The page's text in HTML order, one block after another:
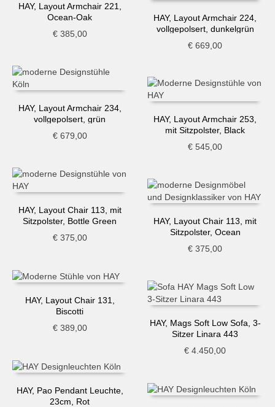
HAY, Layout Armchair 221,
Ocean-Oak
€385,00
HAY, Layout Armchair 224,
vollgepolsert, dunkelgrün
€ 669,00
HAY, Layout Armchair 234,
vollgepolsert, grün
€679,00
HAY, Layout Armchair 253,
mit Sitzpolster, Black
€ 545,00
HAY, Layout Chair 113, mit
Sitzpolster, Bottle Green
€375,00
HAY, Layout Chair 113, mit
Sitzpolster, Ocean
€ 375,00
HAY, Layout Chair 131,
Biscotti
€389,00
HAY, Mags Soft Low Sofa, 3-
Sitzer Linara 443
€ 4.450,00
HAY, Pao Pendant Leuchte,
23cm, Rot